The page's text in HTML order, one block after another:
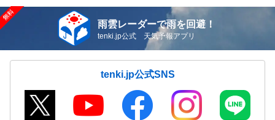
雨雲レーダーで雨を回避！
tenki.jp公式 天気予報アプリ
tenki.jp公式SNS